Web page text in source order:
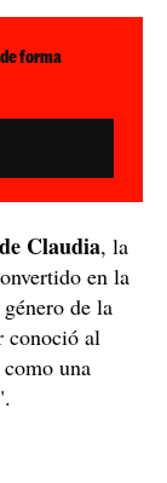
forma
Claudia, la
en la
de la
conoció al
una